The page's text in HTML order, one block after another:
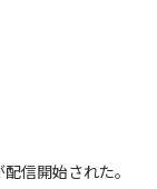
信開始された。